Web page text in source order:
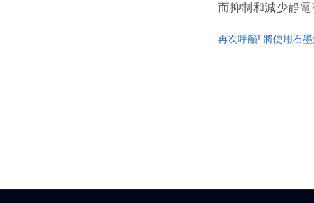
而抑制和減少靜電
再次呼籲! 將使用石